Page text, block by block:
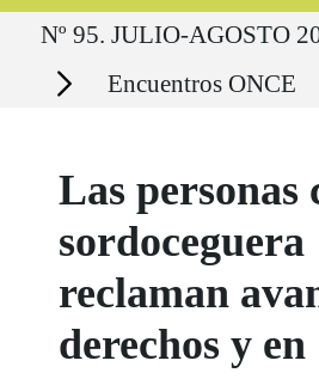
Ruta del sitio
Nº 95. JULIO-AGOSTO
Secciones Encuentros ONCE
Las personas
sordoceguera
reclaman
derechos y en